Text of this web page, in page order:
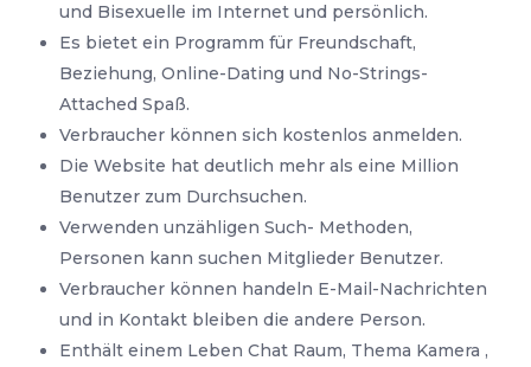
und Bisexuelle im Internet und persönlich.
Es bietet ein Programm für Freundschaft,
Beziehung, Online-Dating und No-Strings-
Attached Spaß.
Verbraucher können sich kostenlos anmelden.
Die Website hat deutlich mehr als eine Million
Benutzer zum Durchsuchen.
Verwenden unzähligen Such- Methoden,
Personen kann suchen Mitglieder Benutzer.
Verbraucher können handeln E-Mail-Nachrichten
und in Kontakt bleiben die andere Person.
Enthält einem Leben Chat Raum, Thema Kamera ,